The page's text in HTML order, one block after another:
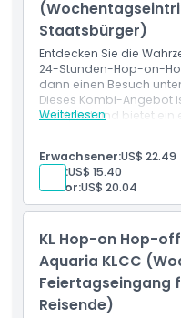
Staatsbürger)
Entdecken Sie die
24-Stunden-Hop-on-
dann einen Besuch
Dieses Kombi-Angebot
konzipiert und bietet ein
Weiterlesen
Erwachsener:US$ 22.49
Kind:US$ 15.40
Senior:US$ 20.04
KL Hop-on Hop-
Aquaria KLCC
Feiertagseingang
Reisende)